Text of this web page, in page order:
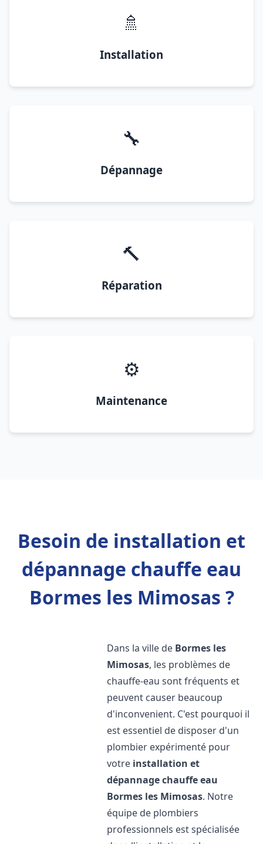
🚿
Installation
🔧
Dépannage
🔨
Réparation
⚙️
Maintenance
Besoin de installation et
dépannage chauffe eau
Bormes les Mimosas ?
Dans la ville de Bormes les
Mimosas, les problèmes de
chauffe-eau sont fréquents et
peuvent causer beaucoup
d'inconvenient. C'est pourquoi il
est essentiel de disposer d'un
plombier expérimenté pour
votre installation et
dépannage chauffe eau
Bormes les Mimosas. Notre
équipe de plombiers
professionnels est spécialisée